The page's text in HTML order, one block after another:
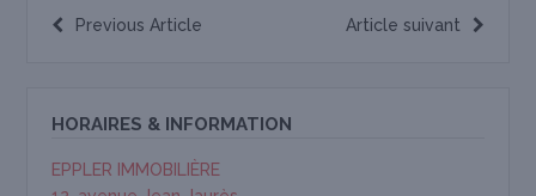
Article suivant
Previous Article
HORAIRES & INFORMATION
EPPLER IMMOBILIÈRE